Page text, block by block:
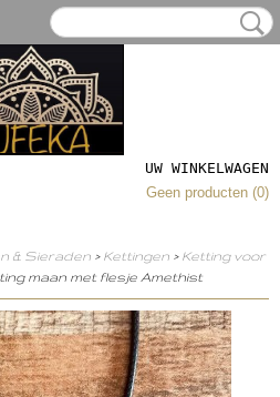
UW WINKELWAGEN
Geen producten (0)
& Sieraden > Kettingen > Ketting voor
maan met flesje Amethist